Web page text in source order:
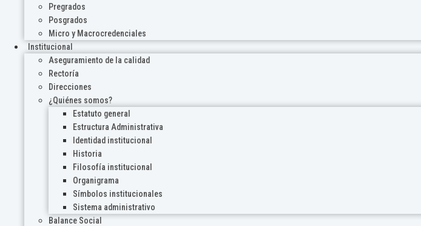
Pregrados
Posgrados
Micro y Macrocredenciales
Institucional
Aseguramiento de la calidad
Rectoría
Direcciones
¿Quiénes somos?
Estatuto general
Estructura Administrativa
Identidad institucional
Historia
Filosofía institucional
Organigrama
Símbolos institucionales
Sistema administrativo
Balance Social